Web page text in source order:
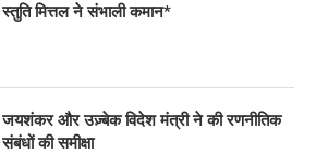
स्तुति मित्तल ने संभाली कमान*
जयशंकर और उज़्बेक विदेश मंत्री ने की रणनीतिक
संबंधों की समीक्षा